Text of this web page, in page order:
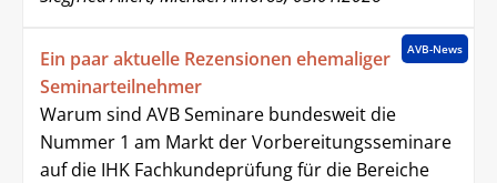
AVB-News
Ein paar aktuelle Rezensionen ehemaliger
Seminarteilnehmer
Warum sind AVB Seminare bundesweit die
Nummer 1 am Markt der Vorbereitungsseminare
auf die IHK Fachkundeprüfung für die Bereiche